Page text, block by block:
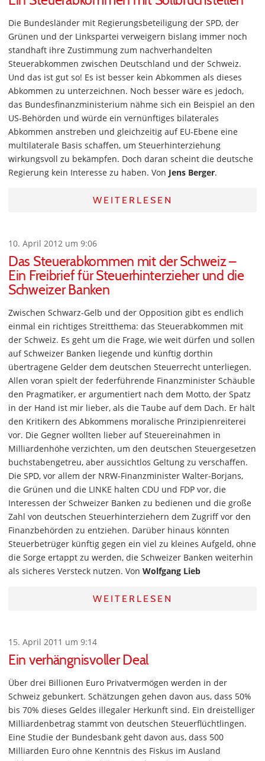
Die Bundesländer mit Regierungsbeteiligung der SPD, der
Grünen und der Linkspartei verweigern bislang immer noch
standhaft ihre Zustimmung zum nachverhandelten
Steuerabkommen zwischen Deutschland und der Schweiz.
Und das ist gut so! Es ist besser kein Abkommen als dieses
Abkommen zu unterzeichnen. Noch besser wäre es jedoch,
das Bundesfinanzministerium nähme sich ein Beispiel an den
US-Behörden und würde ein vernünftiges bilaterales
Abkommen anstreben und gleichzeitig auf EU-Ebene eine
multilaterale Basis schaffen, um Steuerhinterziehung
wirkungsvoll zu bekämpfen. Doch daran scheint die deutsche
Regierung kein Interesse zu haben. Von Jens Berger.
WEITERLESEN
10. April 2012 um 9:06
Das Steuerabkommen mit der Schweiz –
Ein Freibrief für Steuerhinterzieher und die
Schweizer Banken
Zwischen Schwarz-Gelb und der Opposition gibt es endlich
einmal ein richtiges Streitthema: das Steuerabkommen mit
der Schweiz. Es geht um die Frage, wie weit dürfen und sollen
auf Schweizer Banken liegende und künftig dorthin
übertragene Gelder dem deutschen Steuerrecht unterliegen.
Allen voran spielt der federführende Finanzminister Schäuble
den Pragmatiker, er argumentiert nach dem Motto, der Spatz
in der Hand ist mir lieber, als die Taube auf dem Dach. Er hält
den Kritikern des Abkommens moralische Prinzipienreiterei
vor. Die Gegner wollten lieber auf Steuereinahmen in
Milliardenhöhe verzichten, um den deutschen Steuergesetzen
buchstabengetreu, aber aussichtlos Geltung zu verschaffen.
Die SPD, vor allem der NRW-Finanzminister Walter-Borjans,
die Grünen und die LINKE halten CDU und FDP vor, die
Interessen der Schweizer Banken zu bedienen und die große
Zahl von deutschen Steuerhinterziehern dem Zugriff vor den
Finanzbehörden zu entziehen. Darüber hinaus könnten
Steuerbetrüger künftig gegen ein viel zu kleines Aufgeld, ohne
die Sorge ertappt zu werden, die Schweizer Banken weiterhin
als sicheres Versteck nutzen. Von Wolfgang Lieb
WEITERLESEN
15. April 2011 um 9:14
Ein verhängnisvoller Deal
Über drei Billionen Euro Privatvermögen werden in der
Schweiz gebunkert. Schätzungen gehen davon aus, dass 50%
bis 70% dieses Geldes illegaler Herkunft sind. Ein dreistelliger
Milliardenbetrag stammt von deutschen Steuerflüchtlingen.
Eine Studie der Bundesbank geht davon aus, dass 500
Milliarden Euro ohne Kenntnis des Fiskus im Ausland